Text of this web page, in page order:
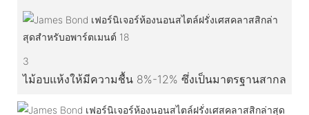
3
ไม้อบแห้งให้มีความชื้น 8%-12% ซึ่งเป็นมาตรฐานสากล